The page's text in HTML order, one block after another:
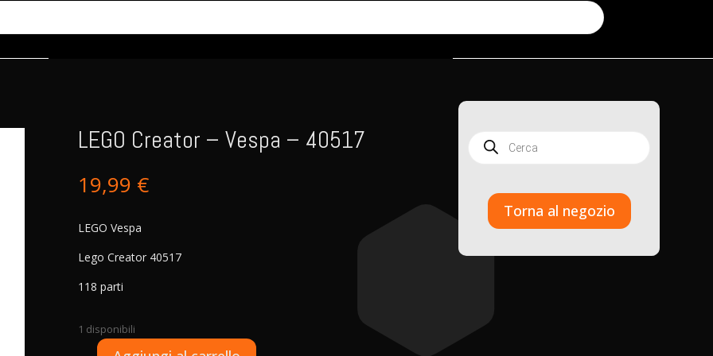
LEGO Creator – Vespa – 40517
19,99 €
LEGO Vespa
Lego Creator 40517
118 parti
1 disponibili
A
Products
search
Torna al negozio